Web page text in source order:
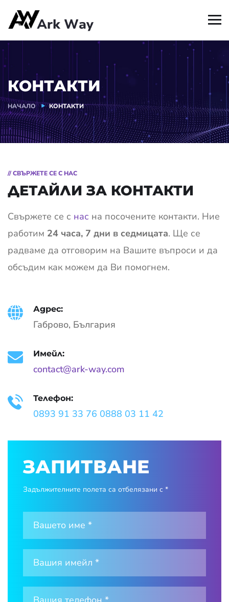
КОНТАКТИ
НАЧАЛО КОНТАКТИ
// СВЪРЖЕТЕ СЕ С НАС
ДЕТАЙЛИ ЗА КОНТАКТИ
Свържете се с нас на посочените контакти. Ние
работим 24 часа, 7 дни в седмицата. Ще се
радваме да отговорим на Вашите въпроси и да
обсъдим как можем да Ви помогнем.
Адрес:
Габрово, България
Имейл:
contact@ark-way.com
Телефон:
0893 91 33 76 0888 03 11 42
ЗАПИТВАНЕ
Задължителните полета са отбелязани с *